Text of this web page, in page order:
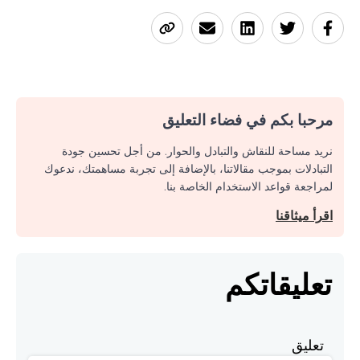
مرحبا بكم في فضاء التعليق
نريد مساحة للنقاش والتبادل والحوار. من أجل تحسين جودة
التبادلات بموجب مقالاتنا، بالإضافة إلى تجربة مساهمتك، ندعوك
لمراجعة قواعد الاستخدام الخاصة بنا.
اقرأ ميثاقنا
تعليقاتكم
تعليق